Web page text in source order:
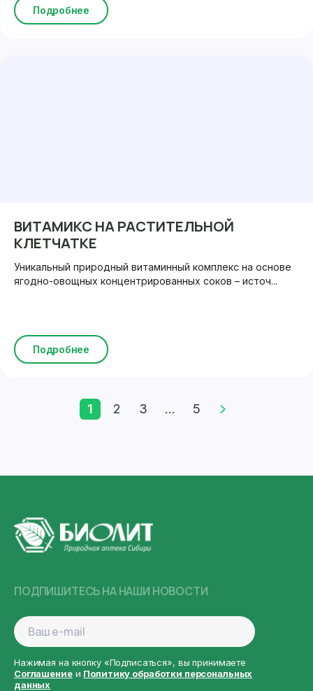
Подробнее
ВИТАМИКС НА РАСТИТЕЛЬНОЙ
КЛЕТЧАТКЕ
Уникальный природный витаминный комплекс на основе
ягодно-овощных концентрированных соков – источ...
Подробнее
1 2 3 ... 5
ПОДПИШИТЕСЬ НА НАШИ НОВОСТИ
Нажимая на кнопку «Подписаться», вы принимаете
Соглашениеи Политику обработки персональных
данных